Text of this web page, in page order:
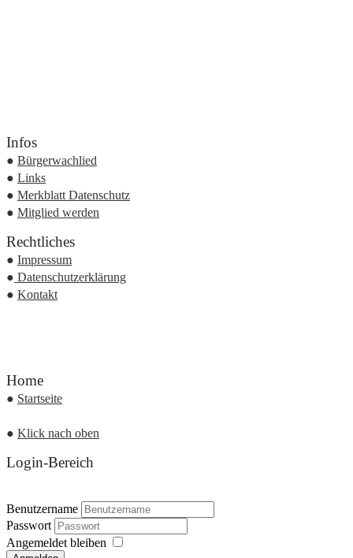
Infos
● Bürgerwachlied
● Links
● Merkblatt Datenschutz
● Mitglied werden
Rechtliches
● Impressum
● Datenschutzerklärung
● Kontakt
Home
● Startseite
● Klick nach oben
Login-Bereich
Benutzername
Passwort
Angemeldet bleiben